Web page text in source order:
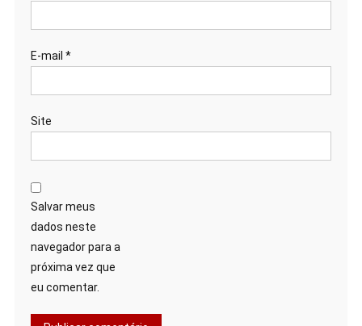
E-mail *
Site
Salvar meus
dados neste
navegador para a
próxima vez que
eu comentar.